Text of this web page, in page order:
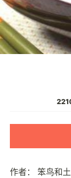
作者： 笨鸟和